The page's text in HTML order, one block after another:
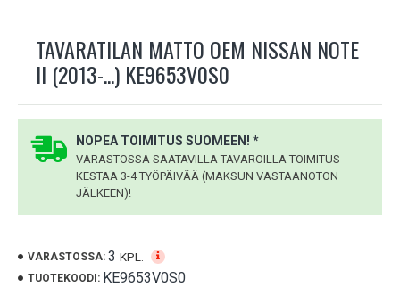
TAVARATILAN MATTO OEM NISSAN NOTE
II (2013-...) KE9653V0S0
NOPEA TOIMITUS SUOMEEN! *
VARASTOSSA SAATAVILLA TAVAROILLA TOIMITUS
KESTAA 3-4 TYÖPÄIVÄÄ (MAKSUN VASTAANOTON
JÄLKEEN)!
VARASTOSSA: 3 KPL.
TUOTEKOODI: KE9653V0S0